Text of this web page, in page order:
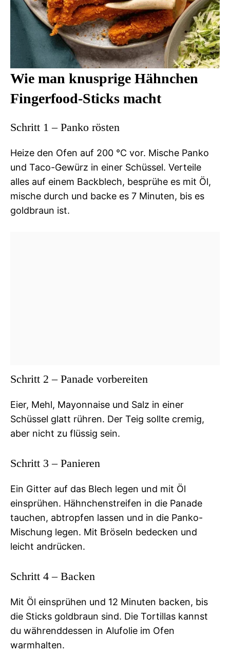
Wie man knusprige Hähnchen
Fingerfood-Sticks macht
Schritt 1 – Panko rösten
Heize den Ofen auf 200 °C vor. Mische Panko
und Taco-Gewürz in einer Schüssel. Verteile
alles auf einem Backblech, besprühe es mit Öl,
mische durch und backe es 7 Minuten, bis es
goldbraun ist.
Schritt 2 – Panade vorbereiten
Eier, Mehl, Mayonnaise und Salz in einer
Schüssel glatt rühren. Der Teig sollte cremig,
aber nicht zu flüssig sein.
Schritt 3 – Panieren
Ein Gitter auf das Blech legen und mit Öl
einsprühen. Hähnchenstreifen in die Panade
tauchen, abtropfen lassen und in die Panko-
Mischung legen. Mit Bröseln bedecken und
leicht andrücken.
Schritt 4 – Backen
Mit Öl einsprühen und 12 Minuten backen, bis
die Sticks goldbraun sind. Die Tortillas kannst
du währenddessen in Alufolie im Ofen
warmhalten.